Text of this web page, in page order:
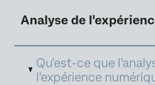
Analyse de
Qu'est-ce que
l'expérience